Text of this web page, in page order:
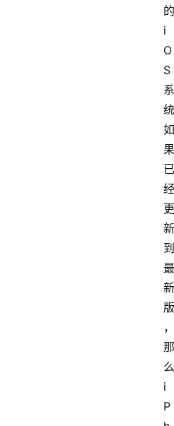
的
i
O
S
系
统
如
果
已
经
更
新
到
最
新
版
，
那
么
i
P